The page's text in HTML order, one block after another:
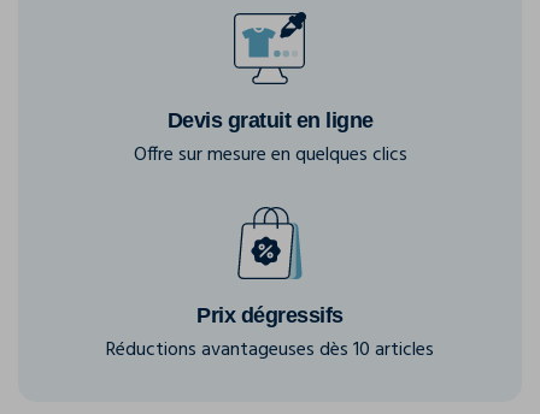
Devis gratuit en ligne
Offre sur mesure en quelques clics
Prix dégressifs
Réductions avantageuses dès 10 articles